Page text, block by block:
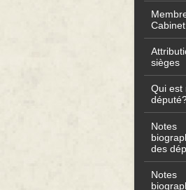
Cabinet
sièges
Qui est
Notes
des
Notes